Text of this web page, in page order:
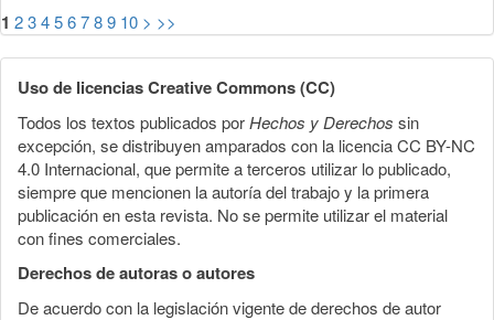
1 23456789 10 > >>
Uso de licencias Creative Commons (CC)
Todos los textos publicados porHechos y Derechos sin
excepción, se distribuyen amparados con la licencia CC BY-NC
4.0 Internacional, que permite a terceros utilizar lo publicado,
siempre que mencionen la autoría del trabajo y la primera
publicación en esta revista. No se permite utilizar el material
con fines comerciales.
Derechos de autoras o autores
De acuerdo con la legislación vigente de derechos de autor